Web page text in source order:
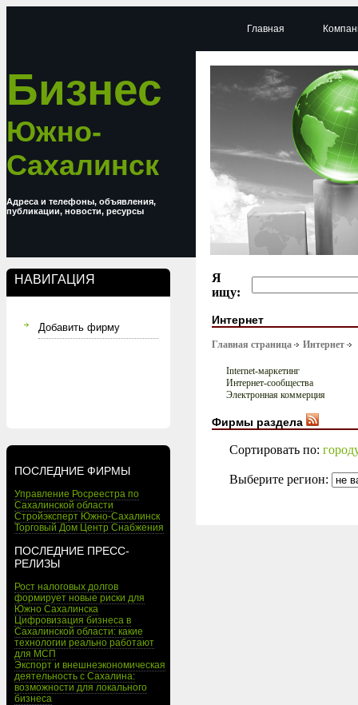
Бизнес
Южно-
Сахалинск
Адреса и телефоны, объявления,
публикации, новости, ресурсы
НАВИГАЦИЯ
Добавить фирму
ПОСЛЕДНИЕ ФИРМЫ
Управление Росреестра по
Сахалинской области
Стройэксперт Южно-Сахалинск
Торговый Дом Центр Снабжения
ПОСЛЕДНИЕ ПРЕСС-
РЕЛИЗЫ
Рост налоговых долгов
формирует новые риски для
Южно Сахалинска
Цифровизация бизнеса в
Сахалинской области: какие
технологии реально работают
для МСП
Экспорт и внешнеэкономическая
деятельность с Сахалина:
возможности для локального
бизнеса
Главная
Я
ищу:
Интернет
Главная страница Интернет
Internet-маркетинг
Интернет-сообщества
Электронная коммерция
Фирмы раздела
Сортировать по:
Выберите регион: